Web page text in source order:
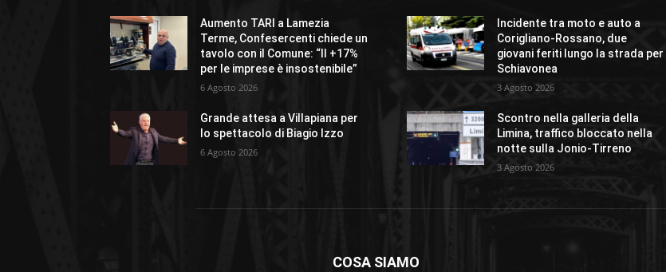
Aumento TARI a Lamezia
Terme, Confesercenti chiede un
tavolo con il Comune: “Il +17%
per le imprese è insostenibile”
6 Agosto 2026
Grande attesa a Villapiana per
lo spettacolo di Biagio Izzo
6 Agosto 2026
Incidente tra moto e auto a
Corigliano-Rossano, due
giovani feriti lungo la strada per
Schiavonea
3 Agosto 2026
Scontro nella galleria della
Limina, traffico bloccato nella
notte sulla Jonio-Tirreno
3 Agosto 2026
COSA SIAMO